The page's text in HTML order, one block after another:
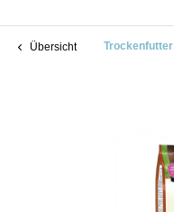
Übersicht Trockenfutter